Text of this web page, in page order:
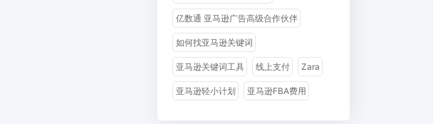
亿数通 亚马逊广告高级合作伙伴
如何找亚马逊关键词
亚马逊关键词工具 线上支付 Zara
亚马逊轻小计划 亚马逊FBA费用